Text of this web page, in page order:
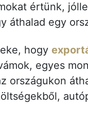
értünk,
áthalad egy
hogy
egyes
országukon